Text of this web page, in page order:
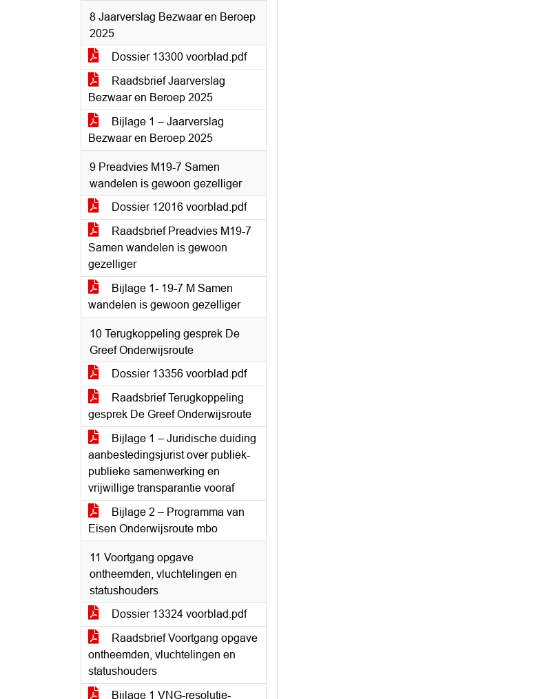
8 Jaarverslag Bezwaar en Beroep
2025
Dossier 13300 voorblad.pdf
Raadsbrief Jaarverslag
Bezwaar en Beroep 2025
Bijlage 1 – Jaarverslag
Bezwaar en Beroep 2025
9 Preadvies M19-7 Samen
wandelen is gewoon gezelliger
Dossier 12016 voorblad.pdf
Raadsbrief Preadvies M19-7
Samen wandelen is gewoon
gezelliger
Bijlage 1- 19-7 M Samen
wandelen is gewoon gezelliger
10 Terugkoppeling gesprek De
Greef Onderwijsroute
Dossier 13356 voorblad.pdf
Raadsbrief Terugkoppeling
gesprek De Greef Onderwijsroute
Bijlage 1 – Juridische duiding
aanbestedingsjurist over publiek-
publieke samenwerking en
vrijwillige transparantie vooraf
Bijlage 2 – Programma van
Eisen Onderwijsroute mbo
11 Voortgang opgave
ontheemden, vluchtelingen en
statushouders
Dossier 13324 voorblad.pdf
Raadsbrief Voortgang opgave
ontheemden, vluchtelingen en
statushouders
Bijlage 1 VNG-resolutie-